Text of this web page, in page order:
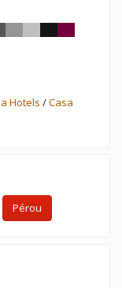
Hotels /Casa
Pérou